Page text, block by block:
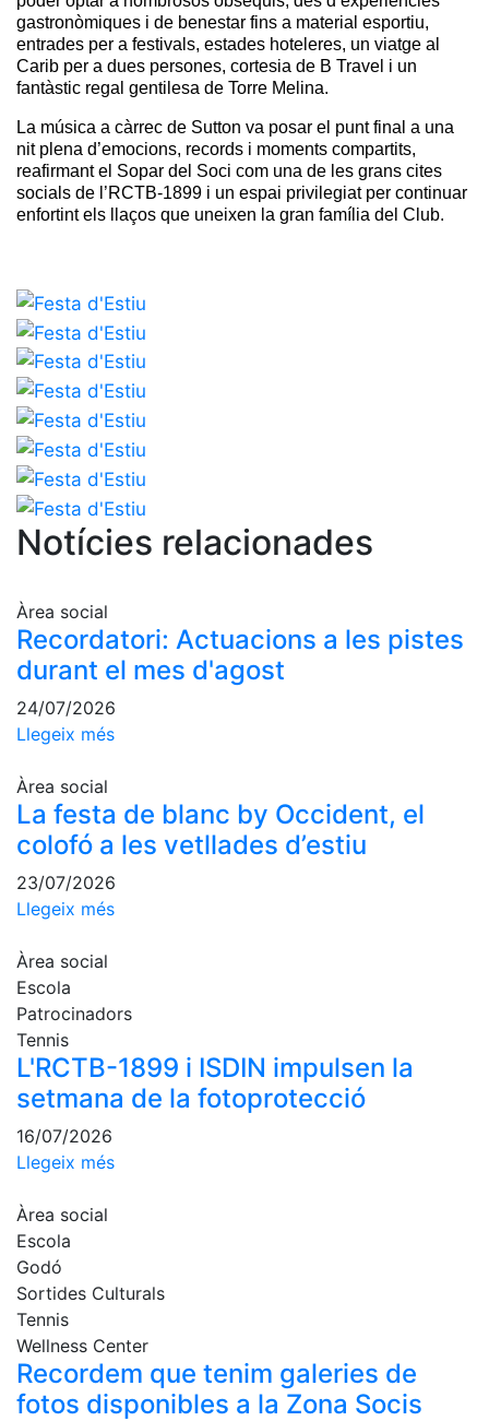
Conferències
i
Inspirational
Talks
Calendari
d'Activitats
Socials
Jocs de taula
Wellness
Center
Servei de
fisiosalut
Entrenaments
personals
Activitats
dirigides
Piscina
Restaurants
Restaurant
L'Snack
Chill Out
Bar
Piscina
Patrocini
Patrocinadors
Avantatges
socials
Publicitat a la
Revista
Vols ser
del Club?
Inscripcions
El
Godó
del
Soci/a
gastronòmiques i de benestar fins a material esportiu,
entrades per a festivals, estades hoteleres, un viatge al
Carib per a dues persones, cortesia de B Travel i un
fantàstic regal gentilesa de Torre Melina.
La música a càrrec de Sutton va posar el punt final a una
nit plena d’emocions, records i moments compartits,
reafirmant el Sopar del Soci com una de les grans cites
socials de l’RCTB-1899 i un espai privilegiat per continuar
enfortint els llaços que uneixen la gran família del Club.
Notícies relacionades
Àrea social
Recordatori: Actuacions a les pistes
durant el mes d'agost
24/07/2026
Llegeix més
Àrea social
La festa de blanc by Occident, el
colofó a les vetllades d’estiu
23/07/2026
Llegeix més
Àrea social
Escola
Patrocinadors
Tennis
L'RCTB-1899 i ISDIN impulsen la
setmana de la fotoprotecció
16/07/2026
Llegeix més
Àrea social
Escola
Godó
Sortides Culturals
Tennis
Wellness Center
Recordem que tenim galeries de
fotos disponibles a la Zona Socis